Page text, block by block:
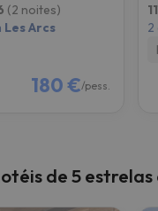
(2 noites)
Les Arcs
180 €/pess.
2
de 5 estrelas